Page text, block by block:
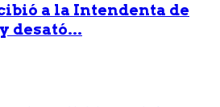
a la Intendenta de
desató...